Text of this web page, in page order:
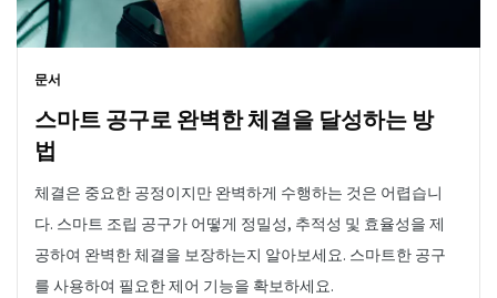
문서
스마트 공구로 완벽한 체결을 달성하는 방
법
체결은 중요한 공정이지만 완벽하게 수행하는 것은 어렵습니
다. 스마트 조립 공구가 어떻게 정밀성, 추적성 및 효율성을 제
공하여 완벽한 체결을 보장하는지 알아보세요. 스마트한 공구
를 사용하여 필요한 제어 기능을 확보하세요.